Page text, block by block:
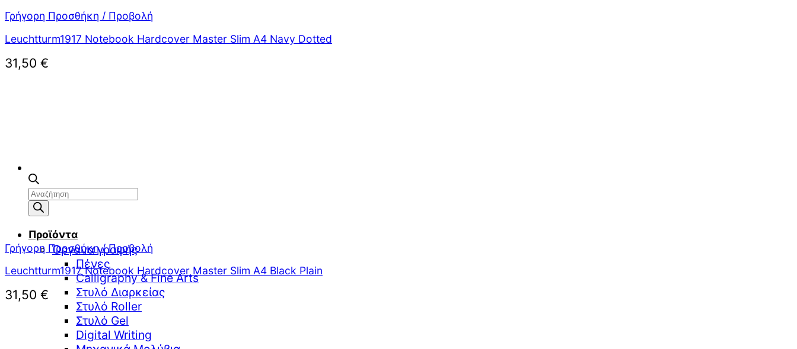
Αναζήτηση
προϊόντων
Προϊόντα
Όργανα γραφής
Πένες
Calligraphy & Fine Arts
Στυλό Διαρκείας
Στυλό Roller
Στυλό Gel
Digital Writing
Γρήγορη Προσθήκη / Προβολή
Leuchtturm1917 Notebook Hardcover Master Slim A4 Navy Dotted
31,50 €
Γρήγορη Προσθήκη / Προβολή
Leuchtturm1917 Notebook Hardcover Master Slim A4 Black Plain
31,50 €